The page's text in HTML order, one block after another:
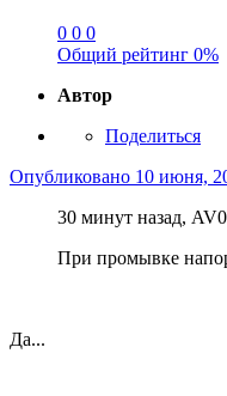
0 0 0
Общий рейтинг 0%
Автор
Поделиться
Опубликовано 10 июня,
30 минут назад,
При промывке
Да...